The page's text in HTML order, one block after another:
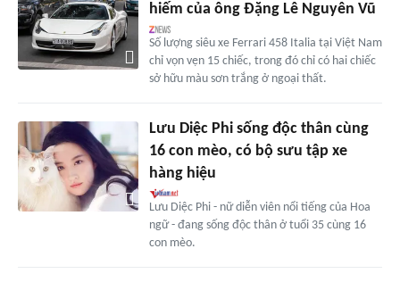
hiếm của ông Đặng Lê Nguyên Vũ
Số lượng siêu xe Ferrari 458 Italia tại Việt Nam
chỉ vọn vẹn 15 chiếc, trong đó chỉ có hai chiếc
sở hữu màu sơn trắng ở ngoại thất.
Lưu Diệc Phi sống độc thân cùng
16 con mèo, có bộ sưu tập xe
hàng hiệu
Lưu Diệc Phi - nữ diễn viên nổi tiếng của Hoa
ngữ - đang sống độc thân ở tuổi 35 cùng 16
con mèo.